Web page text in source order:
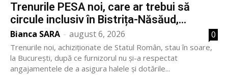
Trenurile PESA noi, care ar trebui să
circule inclusiv în Bistrița-Năsăud,...
Bianca SARA - august 6, 2026 0
Trenurile noi, achiziționate de Statul Român, stau în soare,
la București, după ce furnizorul nu și-a respectat
angajamentele de a asigura halele și dotările...